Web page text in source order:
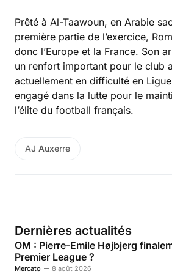
Prêté à Al-Taawoun, en Arabie
première partie de l’exercice,
donc l’Europe et la France. Son
un renfort important pour le club
actuellement en difficulté en
engagé dans la lutte pour le
l’élite du football français.
AJ Auxerre
Dernières actualités
OM : Pierre-Emile Højbjerg
Premier League ?
Mercato 8 août 2026